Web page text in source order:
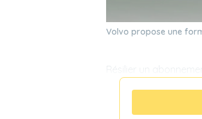
Volvo propose une
Résilier un